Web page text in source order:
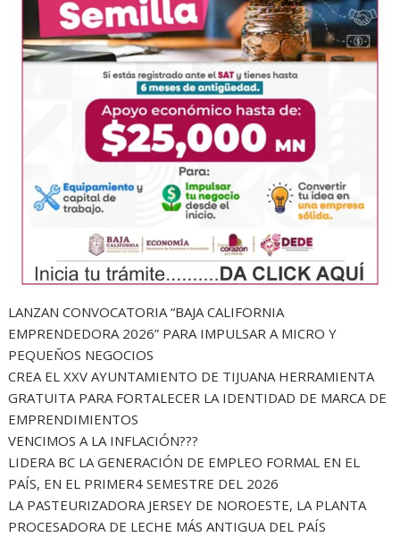
LANZAN CONVOCATORIA “BAJA CALIFORNIA
EMPRENDEDORA 2026” PARA IMPULSAR A MICRO Y
PEQUEÑOS NEGOCIOS
CREA EL XXV AYUNTAMIENTO DE TIJUANA HERRAMIENTA
GRATUITA PARA FORTALECER LA IDENTIDAD DE MARCA DE
EMPRENDIMIENTOS
VENCIMOS A LA INFLACIÓN???
LIDERA BC LA GENERACIÓN DE EMPLEO FORMAL EN EL
PAÍS, EN EL PRIMER4 SEMESTRE DEL 2026
LA PASTEURIZADORA JERSEY DE NOROESTE, LA PLANTA
PROCESADORA DE LECHE MÁS ANTIGUA DEL PAÍS